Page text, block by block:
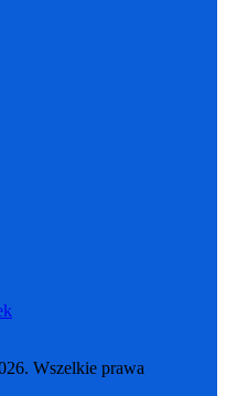
Wszelkie prawa